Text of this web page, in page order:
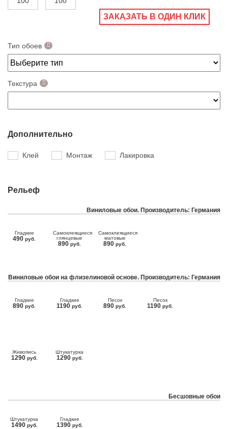
ЗАКАЗАТЬ В ОДИН КЛИК
Тип обоев
Текстура
Дополнительно
Клей Монтаж Лакировка
Рельеф
Виниловые обои. Производитель: Германия
Гладкие
490 руб.
Самоклеящиеся
глянцевые
890 руб.
Самоклеящиеся
матовые
890 руб.
Виниловые обои на флизелиновой основе. Производитель: Германия
Гладкие
890 руб.
Гладкие
1190 руб.
Песок
890 руб.
Песок
1190 руб.
Живопись
1290 руб.
Штукатурка
1290 руб.
Бесшовные обои
Штукатурка
1490 руб.
Гладкие
1390 руб.